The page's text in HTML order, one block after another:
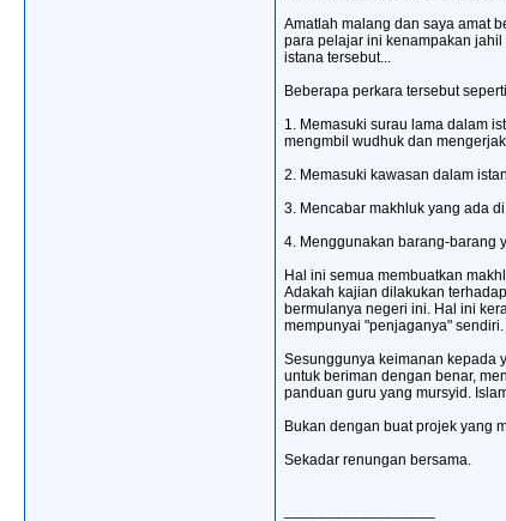
Amatlah malang dan saya amat
para pelajar ini kenampakan
istana tersebut...
Beberapa perkara tersebut
1. Memasuki surau lama dalam
mengmbil wudhuk dan
2. Memasuki kawasan dalam
3. Mencabar makhluk yang ada
4. Menggunakan barang-barang
Hal ini semua membuatkan
Adakah kajian dilakukan
bermulanya negeri ini. Hal ini
mempunyai "penjaganya"
Sesunggunya keimanan kepada
untuk beriman dengan benar,
panduan guru yang mursyid.
Bukan dengan buat projek yang
Sekadar renungan bersama.